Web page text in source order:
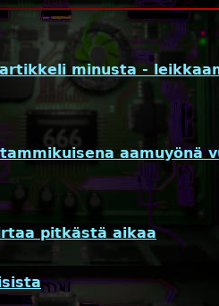
minusta -
aamuyönä
pitkästä aikaa